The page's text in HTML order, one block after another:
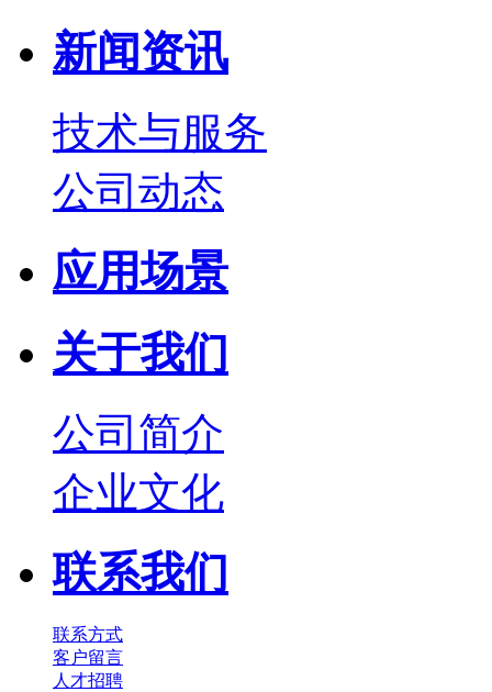
新闻资讯
技术与服务
公司动态
应用场景
关于我们
公司简介
企业文化
联系我们
联系方式
客户留言
人才招聘